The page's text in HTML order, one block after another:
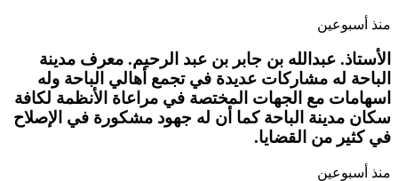
منذ أسبوعين
الأستاذ. عبدالله بن جابر بن عبد الرحيم. معرف مدينة
الباحة له مشاركات عديدة في تجمع أهالي الباحة وله
اسهامات مع الجهات المختصة في مراعاة الأنظمة لكافة
سكان مدينة الباحة كما أن له جهود مشكورة في الإصلاح
في كثير من القضايا.
منذ أسبوعين